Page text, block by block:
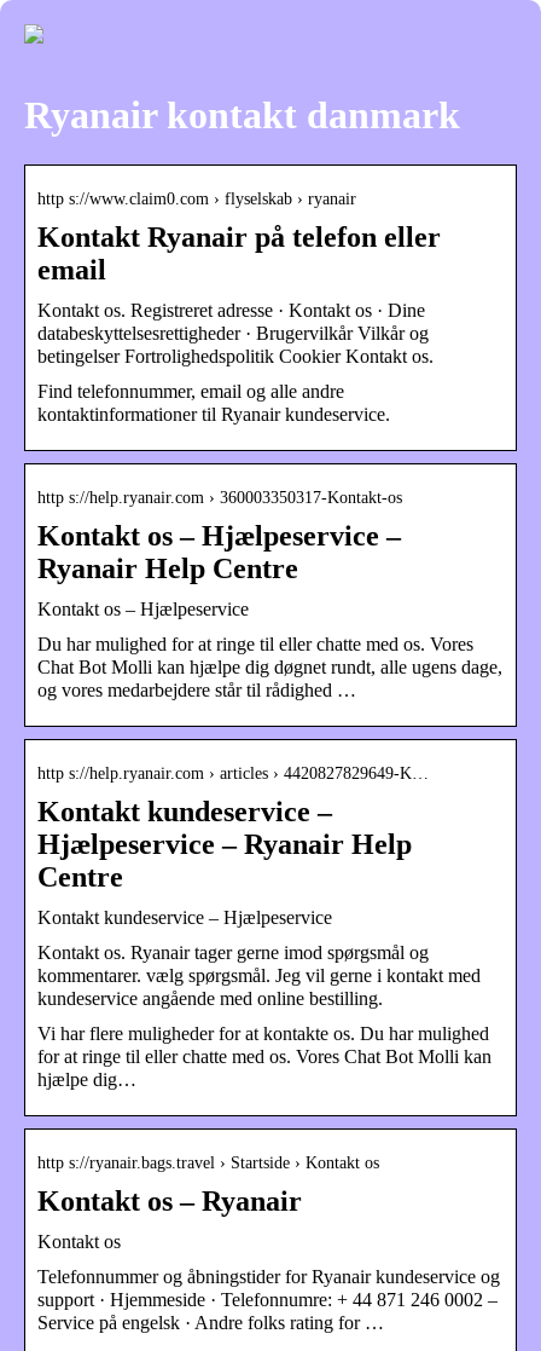
Ryanair kontakt danmark
http s://www.claim0.com › flyselskab › ryanair
Kontakt Ryanair på telefon eller
email
Kontakt os. Registreret adresse · Kontakt os · Dine
databeskyttelsesrettigheder · Brugervilkår Vilkår og
betingelser Fortrolighedspolitik Cookier Kontakt os.
Find telefonnummer, email og alle andre
kontaktinformationer til Ryanair kundeservice.
http s://help.ryanair.com › 360003350317-Kontakt-os
Kontakt os – Hjælpeservice –
Ryanair Help Centre
Kontakt os – Hjælpeservice
Du har mulighed for at ringe til eller chatte med os. Vores
Chat Bot Molli kan hjælpe dig døgnet rundt, alle ugens dage,
og vores medarbejdere står til rådighed …
http s://help.ryanair.com › articles › 4420827829649-K…
Kontakt kundeservice –
Hjælpeservice – Ryanair Help
Centre
Kontakt kundeservice – Hjælpeservice
Kontakt os. Ryanair tager gerne imod spørgsmål og
kommentarer. vælg spørgsmål. Jeg vil gerne i kontakt med
kundeservice angående med online bestilling.
Vi har flere muligheder for at kontakte os. Du har mulighed
for at ringe til eller chatte med os. Vores Chat Bot Molli kan
hjælpe dig…
http s://ryanair.bags.travel › Startside › Kontakt os
Kontakt os – Ryanair
Kontakt os
Telefonnummer og åbningstider for Ryanair kundeservice og
support · Hjemmeside · Telefonnumre: + 44 871 246 0002 –
Service på engelsk · Andre folks rating for …